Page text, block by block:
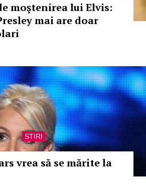
moştenirea lui Elvis:
mai are doar
STIRI
vrea să se mărite la